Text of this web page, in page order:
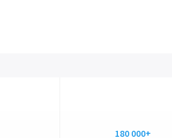
180 000+